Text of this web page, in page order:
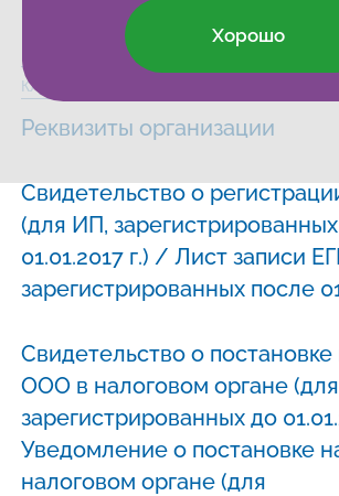
Развивающие клубы
Клуб на Мосфильме
Реквизиты организации
Свидетельство о
(для ИП,
01.01.2017 г.) / Лист записи
зарегистрированных после
Свидетельство о
ООО в налоговом органе (для
зарегистрированных до
Уведомление о постановке
налоговом органе (для
Хорошо